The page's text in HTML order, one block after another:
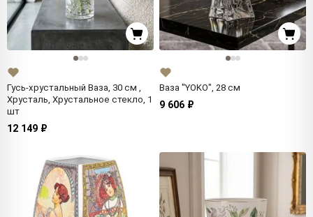
Гусь-хрустальный Ваза, 30 см ,
Хрусталь, Хрустальное стекло, 1
шт
12 149 ₽
Ваза "YOKO", 28 см
9 606 ₽